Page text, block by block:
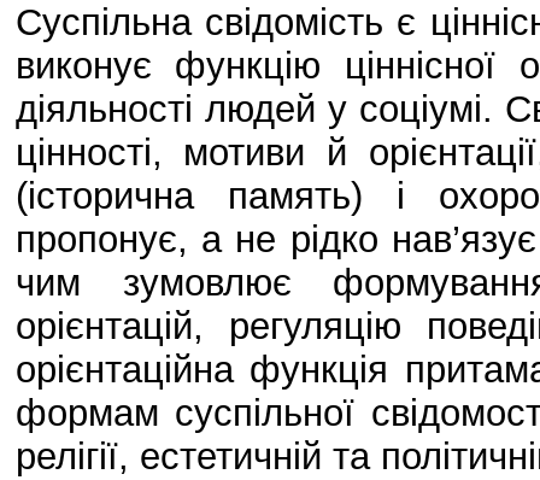
Суспільна свідомість є
виконує функцію ціннісної
діяльності людей у соціумі.
цінності, мотиви й
(історична память) і
пропонує, а не рідко
чим зумовлює
орієнтацій, регуляцію
орієнтаційна функція
формам суспільної
релігії, естетичній та